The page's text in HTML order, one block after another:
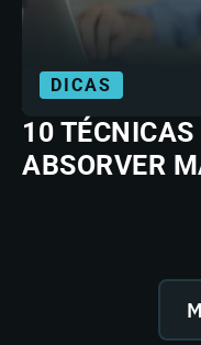
DICAS
10 TÉCNICAS
ABSORVER